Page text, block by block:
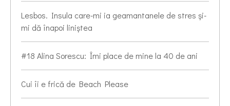
Lesbos. Insula care-mi ia geamantanele de stres și-
mi dă înapoi liniștea
#18 Alina Sorescu: Îmi place de mine la 40 de ani
Cui îi e frică de Beach Please